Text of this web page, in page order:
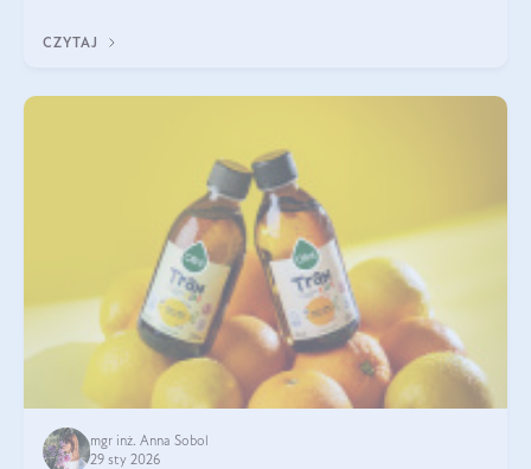
funkcjonowanie (
CZYTAJ
mgr inż. Anna Sobol
29 sty 2026